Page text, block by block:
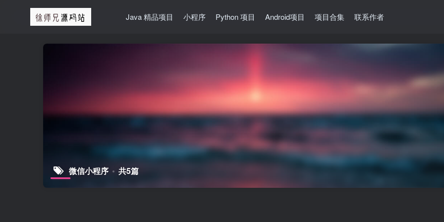
Java 精品项目 小程序 Python 项目 Android项目 项目合集 联系作者
微信小程序 共5篇